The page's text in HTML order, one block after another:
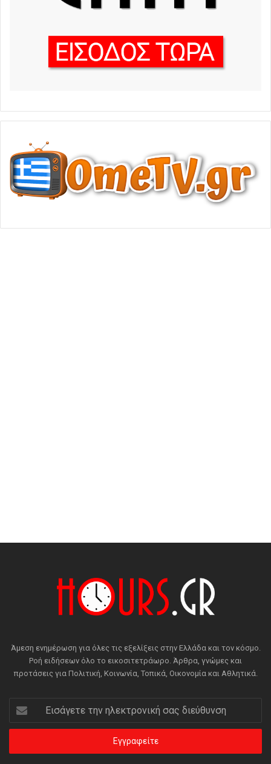
Άμεση ενημέρωση για όλες τις εξελίξεις στην Ελλάδα και τον κόσμο.
Ροή ειδήσεων όλο το εικοσιτετράωρο. Άρθρα, γνώμες και
προτάσεις για Πολιτική, Κοινωνία, Τοπικά, Οικονομία και Αθλητικά.
την
ηλεκτρονική
διεύθυνση